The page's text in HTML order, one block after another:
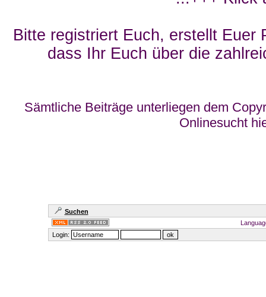
Bitte registriert Euch, erstellt Euer
dass Ihr Euch über die
Sämtliche Beiträge unterliegen dem
Onlinesucht
Suchen
Login: